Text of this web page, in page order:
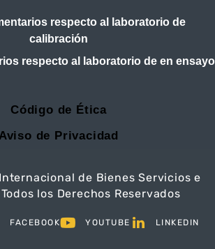
respecto al laboratorio de
calibración
respecto al laboratorio de en ensayo
Código de Ética
de Privacidad
Internacional de Bienes Servicios e
los Derechos Reservados
FACEBOOK YOUTUBE LINKEDIN